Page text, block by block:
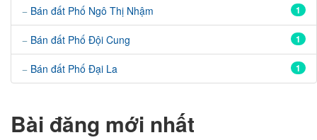
1
Bán đất Phố Ngô Thị Nhậm
1
Bán đất Phố Đội Cung
1
Bán đất Phố Đại La
Bài đăng mới nhất